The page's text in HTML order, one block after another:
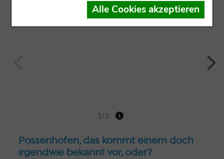
1/3
Possenhofen, das kommt einem doch
irgendwie bekannt vor, oder?
Alle Cookies akzeptieren